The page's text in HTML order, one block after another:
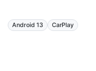
Android 13 CarPlay